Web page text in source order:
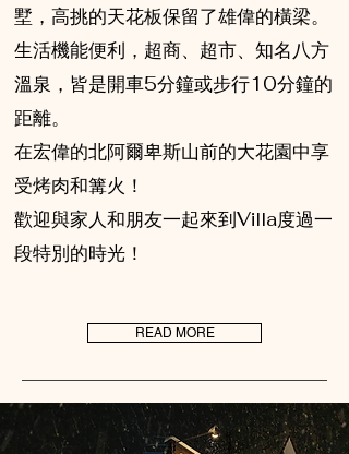
墅，高挑的天花板保留了雄偉的橫梁。
生活機能便利，超商、超市、知名八方
溫泉，皆是開車5分鐘或步行10分鐘的
距離。
在宏偉的北阿爾卑斯山前的大花園中享
受烤肉和篝火！
歡迎與家人和朋友一起來到Villa度過一
段特別的時光！
READ MORE